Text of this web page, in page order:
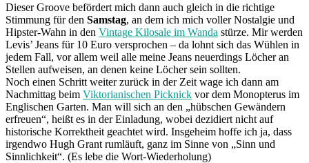
Dieser Groove befördert mich dann auch gleich in die richtige
Stimmung für den Samstag, an dem ich mich voller Nostalgie und
Hipster-Wahn in den Vintage Kilosale im Wanda stürze. Mir werden
Levis’ Jeans für 10 Euro versprochen – da lohnt sich das Wühlen in
jedem Fall, vor allem weil alle meine Jeans neuerdings Löcher an
Stellen aufweisen, an denen keine Löcher sein sollten.
Noch einen Schritt weiter zurück in der Zeit wage ich dann am
Nachmittag beim Viktorianischen Picknick vor dem Monopterus im
Englischen Garten. Man will sich an den „hübschen Gewändern
erfreuen“, heißt es in der Einladung, wobei dezidiert nicht auf
historische Korrektheit geachtet wird. Insgeheim hoffe ich ja, dass
irgendwo Hugh Grant rumläuft, ganz im Sinne von „Sinn und
Sinnlichkeit“. (Es lebe die Wort-Wiederholung)